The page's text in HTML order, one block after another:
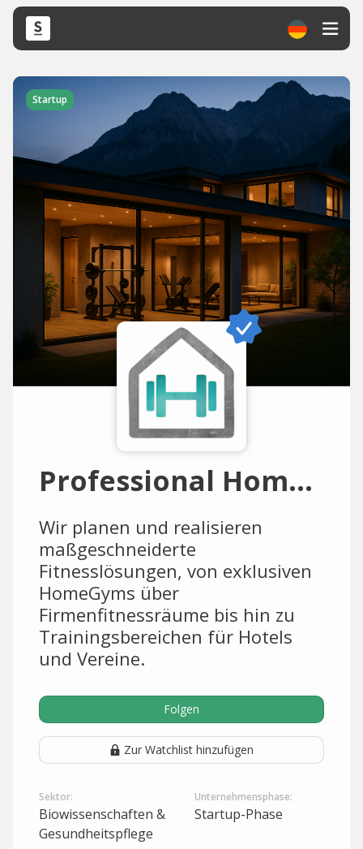
Startup
Professional HomeGym
Wir planen und realisieren
maßgeschneiderte
Fitnesslösungen, von exklusiven
HomeGyms über
Firmenfitnessräume bis hin zu
Trainingsbereichen für Hotels
und Vereine.
Folgen
Zur Watchlist hinzufügen
Sektor:
Biowissenschaften &
Gesundheitspflege
Unternehmensphase:
Startup-Phase